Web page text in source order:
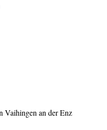
Vaihingen an der Enz